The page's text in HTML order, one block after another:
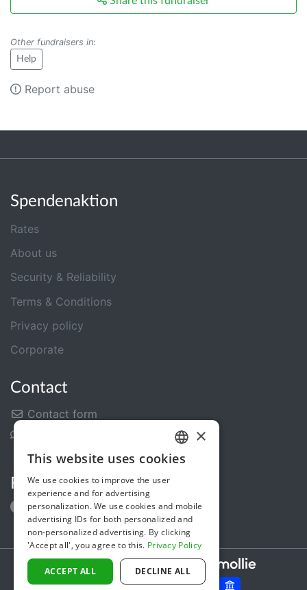
Other fundraisers in:
Help
Report abuse
Spendenaktion
Rates
About us
Security & Reliability
Terms & Conditions
Privacy policy
Corporate
Contact
Contact form
Follow us
Secure payments powered by
GERMAN
×
This website uses cookies
We use cookies to improve the user
experience and for advertising
personalization. We use cookies and mobile
advertising IDs for both personalized and
non-personalized advertising. By clicking
'Accept all', you agree to this. Privacy Policy
ACCEPT ALL DECLINE ALL